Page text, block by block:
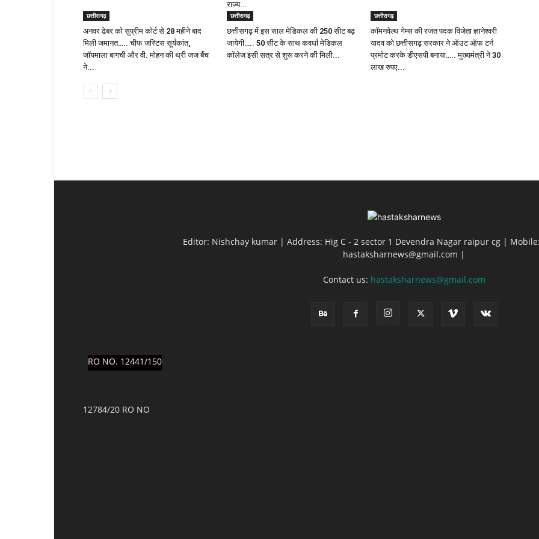
राज्य...
छत्तीसगढ़
अनवर ढेबर को सुप्रीम कोर्ट से 28 महीने बाद
मिली जमानत….. चीफ जस्टिस सूर्यकांत,
जॉयमाला बागची और वी. मोहन की थ्री जज बैंच
ने...
छत्तीसगढ़
छत्तीसगढ़ में इस साल मेडिकल की 250 सीट बढ़
जायेगी….. 50 सीट के साथ कवर्धा मेडिकल
कॉलेज इसी सत्र से शुरू करने की मिली...
छत्तीसगढ़
कॉमनवेल्थ गेम्स की रजत पदक विजेता ज्ञानेश्वरी
यादव को छत्तीसगढ़ सरकार ने ऑउट ऑफ टर्न
प्रमोट करके डीएसपी बनाया….. मुख्यमंत्री ने 30
लाख रुपए...
Editor: Nishchay kumar | Address: Hig C - 2 sector 1 Devendra Nagar raipur cg |
hastaksharnews@gmail.com |
Contact us: hastaksharnews@gmail.com
RO NO. 12441/150
12784/20 RO NO